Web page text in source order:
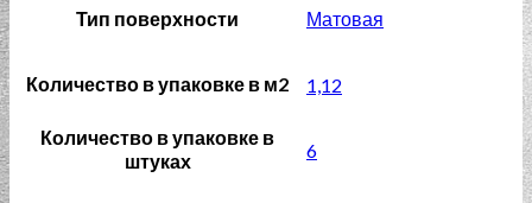
Тип поверхности Матовая
Количество в упаковке в м2 1,12
Количество в упаковке в
штуках
6